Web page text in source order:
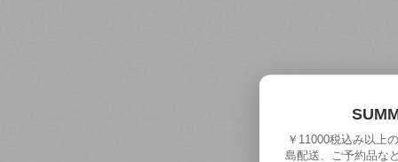
￥11000税込み以上
島配送、ご予約品な